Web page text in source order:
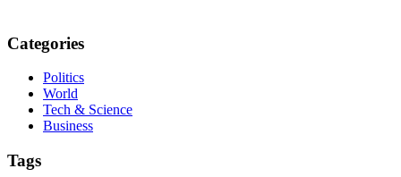
Categories
Politics
World
Tech & Science
Business
Tags